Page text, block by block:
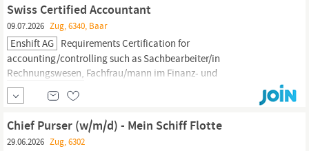
Grundausbildung, Weiterbildung im Finanz- und
Rechnungswesenmit eidg.
Swiss Certified Accountant
09.07.2026 Zug, 6340, Baar
Enshift AG Requirements Certification for
accounting/controlling such as Sachbearbeiter/in
Rechnungswesen, Fachfrau/mann im Finanz- und
Rechnungswesen
mit eidg. Fachausweis or similar At least 5 years
of experience in Accounts Receivable and Accounts Payable
management. Familiarity with billing processes in the Swiss
energy market is a plus.
Chief Purser (w/m/d) - Mein Schiff Flotte
29.06.2026 Zug, 6302